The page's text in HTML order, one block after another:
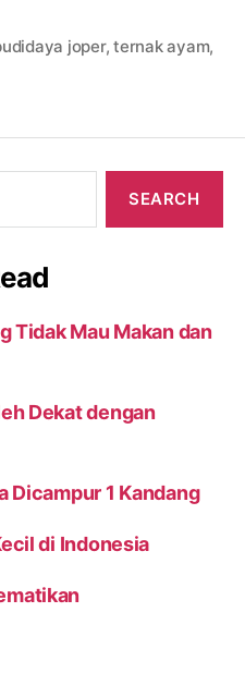
joper,ternak ayam,
Tidak Mau Makan dan
Dekat dengan
Dicampur 1 Kandang
di Indonesia